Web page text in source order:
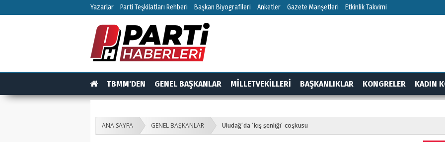
Yazarlar Parti Teşkilatları Rehberi Başkan Biyografileri Anketler Gazete Manşetleri Etkinlik Takvimi
TBMM'DEN GENEL BAŞKANLAR MİLLETVEKİLLERİ BAŞKANLIKLAR KONGRELER KADIN
ANA SAYFA GENEL BAŞKANLAR Uludağ´da ´kış şenliği´ coşkusu
ALİ